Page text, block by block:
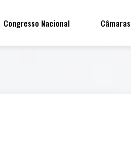
Congresso Nacional